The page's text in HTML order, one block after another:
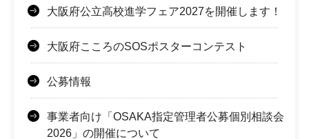
大阪府公立高校進学フェア2027を開催します！
大阪府こころのSOSポスターコンテスト
公募情報
事業者向け「OSAKA指定管理者公募個別相談会
2026」の開催について